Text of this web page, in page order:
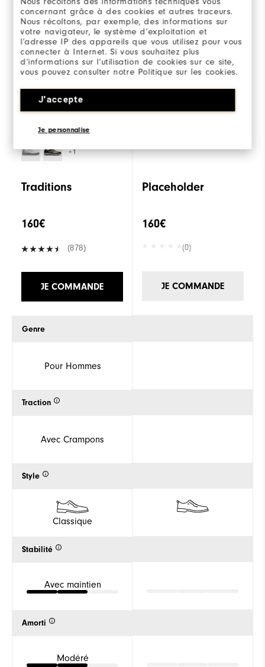
concernant grâce à des cookies et autres traceurs.
Nous récoltons, par exemple, des informations sur
votre navigateur, le système d’exploitation et
l’adresse IP des appareils que vous utilisez pour vous
connecter à Internet. Si vous souhaitez plus
d’informations sur l’utilisation de cookies sur ce site,
vous pouvez consulter notre Politique sur les cookies.
J'accepte
Je personnalise
Traditions
+1
Traditions
160€
(878)
JE COMMANDE
Genre
Pour Hommes
Traction
Avec Crampons
Style
Classique
Stabilité
Avec maintien
Amorti
Modéré
Sélectionner un
modèle pour
comparer.
Placeholder
160€
(0)
JE COMMANDE